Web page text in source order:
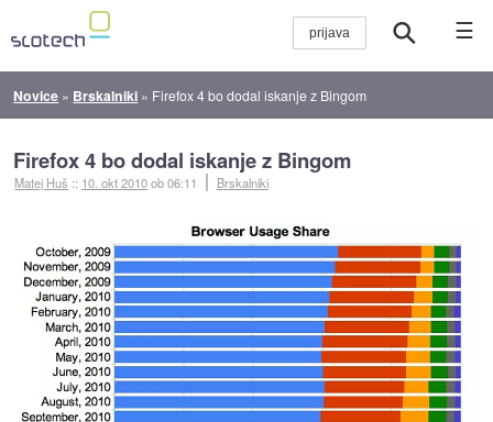
☰
Novice » Brskalniki » Firefox 4 bo dodal iskanje z Bingom
Firefox 4 bo dodal iskanje z Bingom
Matej Huš :: 10. okt 2010ob 06:11 Brskalniki